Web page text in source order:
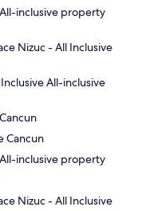
inclusive property
Nizuc - All Inclusive
All-inclusive
Cancun
inclusive property
Nizuc - All Inclusive